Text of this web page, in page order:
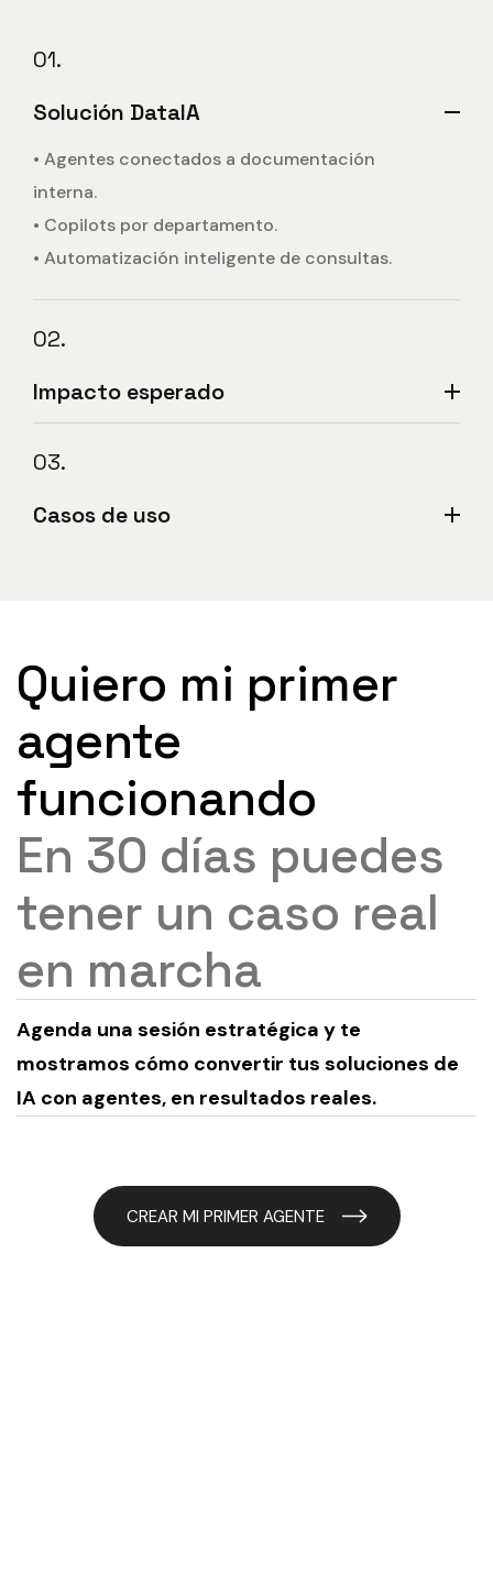
01.
Solución DataIA
• Agentes conectados a documentación
interna.
• Copilots por departamento.
• Automatización inteligente de consultas.
02.
Impacto esperado
03.
Casos de uso
Quiero mi primer
agente
funcionando
En 30 días puedes
tener un caso real
en marcha
Agenda una sesión estratégica y te
mostramos cómo convertir tus soluciones de
IA con agentes, en resultados reales.
CREAR MI PRIMER AGENTE